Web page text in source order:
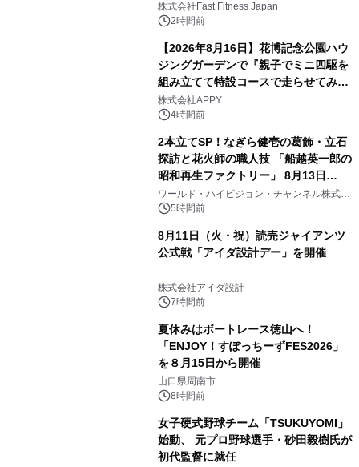
株式会社Fast Fitness Japan
2時間前
【2026年8月16日】花博記念公園ハウ
ジングガーデンで『親子でミニ四駆を
組み立てて特設コースで走らせてみよ
う！』を開催
株式会社APPY
4時間前
2本立てSP！なぎら健壱の葛飾・立石
探訪と花火師の職人技 「船越英一郎の
昭和再生ファクトリー」 8月13日
（木）よる9時～ BS12 トゥエルビで
放送
ワールド・ハイビジョン・チャンネル株式会
社 5時間前
8月11日（火・祝）読売ジャイアンツ
公式戦「アイダ設計デー」を開催
株式会社アイダ設計
7時間前
夏休みはボートレース徳山へ！
「ENJOY！すぽっちーずFES2026」
を８月15日から開催
山口県周南市
8時間前
女子硬式野球チーム「TSUKUYOMI」
始動、 元プロ野球選手・砂田毅樹氏が
初代監督に就任